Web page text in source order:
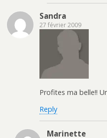
Sandra
27 février 2009
Profites ma belle!!
Reply
Marinette